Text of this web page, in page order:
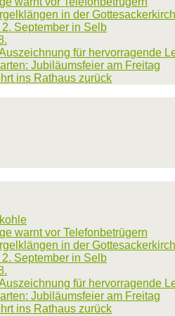
in der
September in Selb
für hervorragende
Jubiläumsfeier am Freitag
ins Rathaus zurück
warnt vor Telefonbetrügern
in der
September in Selb
für hervorragende
Jubiläumsfeier am Freitag
ins Rathaus zurück